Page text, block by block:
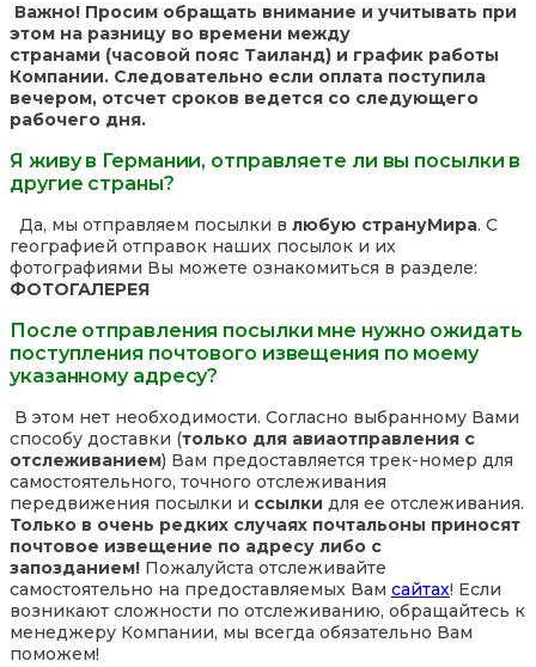
Важно! Просим обращать внимание и учитывать при
этом на разницу во времени между
странами (часовой пояс Таиланд) и график работы
Компании. Следовательно если оплата поступила
вечером, отсчет сроков ведется со следующего
рабочего дня.
Я живу в Германии, отправляете ли вы посылки в
другие страны?
Да, мы отправляем посылки в любую странуМира. С
географией отправок наших посылок и их
фотографиями Вы можете ознакомиться в разделе:
ФОТОГАЛЕРЕЯ
После отправления посылки мне нужно ожидать
поступления почтового извещения по моему
указанному адресу?
В этом нет необходимости. Согласно выбранному Вами
способу доставки (только для авиаотправления с
отслеживанием) Вам предоставляется трек-номер для
самостоятельного, точного отслеживания
передвижения посылки и ссылки для ее отслеживания.
Только в очень редких случаях почтальоны приносят
почтовое извещение по адресу либо с
запозданием! Пожалуйста отслеживайте
самостоятельно на предоставляемых Вам сайтах! Если
возникают сложности по отслеживанию, обращайтесь к
менеджеру Компании, мы всегда обязательно Вам
поможем!